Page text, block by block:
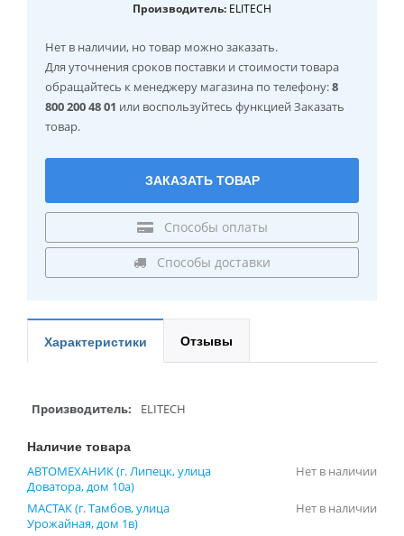
Производитель: ELITECH
Нет в наличии, но товар можно заказать.
Для уточнения сроков поставки и стоимости товара
обращайтесь к менеджеру магазина по телефону:8
800 200 48 01 или воспользуйтесь функцией Заказать
товар.
ЗАКАЗАТЬ ТОВАР
Способы оплаты
Способы доставки
Характеристики Отзывы
Производитель: ELITECH
Наличие товара
АВТОМЕХАНИК (г. Липецк, улица
Доватора, дом 10а)
Нет в наличии
МАСТАК (г. Тамбов, улица
Урожайная, дом 1в)
Нет в наличии